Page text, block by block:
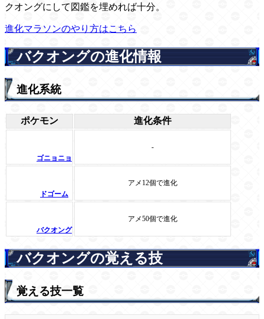
クオングにして図鑑を埋めれば十分。
進化マラソンのやり方はこちら
バクオングの進化情報
進化系統
ポケモン 進化条件
ゴニョニョ
-
ドゴーム
アメ12個で進化
バクオング
アメ50個で進化
バクオングの覚える技
覚える技一覧